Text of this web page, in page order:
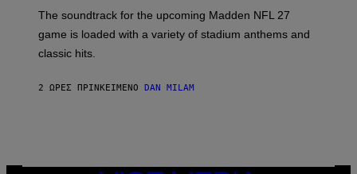
L
A
H
A
G
The soundtrack for the upcoming Madden NFL 27
game is loaded with a variety of stadium anthems and
classic hits.
2 ΏΡΕΣ ΠΡΙΝ ΚΕΊΜΕΝΟ DAN MILAM